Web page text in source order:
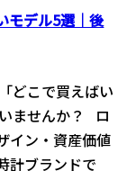
モデル5選｜後
どこで買えばい
ませんか？ ロ
イン・資産価値
計ブランドで